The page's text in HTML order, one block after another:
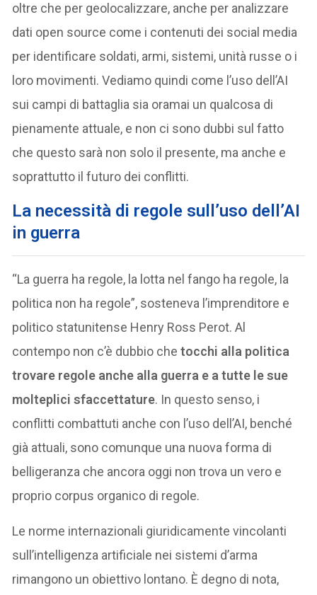
oltre che per geolocalizzare, anche per analizzare
dati open source come i contenuti dei social media
per identificare soldati, armi, sistemi, unità russe o i
loro movimenti. Vediamo quindi come l’uso dell’AI
sui campi di battaglia sia oramai un qualcosa di
pienamente attuale, e non ci sono dubbi sul fatto
che questo sarà non solo il presente, ma anche e
soprattutto il futuro dei conflitti.
La necessità di regole sull’uso dell’AI
in guerra
“La guerra ha regole, la lotta nel fango ha regole, la
politica non ha regole”, sosteneva l’imprenditore e
politico statunitense Henry Ross Perot. Al
contempo non c’è dubbio che tocchi alla politica
trovare regole anche alla guerra e a tutte le sue
molteplici sfaccettature. In questo senso, i
conflitti combattuti anche con l’uso dell’AI, benché
già attuali, sono comunque una nuova forma di
belligeranza che ancora oggi non trova un vero e
proprio corpus organico di regole.
Le norme internazionali giuridicamente vincolanti
sull’intelligenza artificiale nei sistemi d’arma
rimangono un obiettivo lontano. È degno di nota,